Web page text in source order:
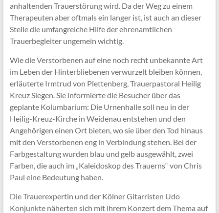
anhaltenden Trauerstörung wird. Da der Weg zu einem
Therapeuten aber oftmals ein langer ist, ist auch an dieser
Stelle die umfangreiche Hilfe der ehrenamtlichen
Trauerbegleiter ungemein wichtig.
Wie die Verstorbenen auf eine noch recht unbekannte Art
im Leben der Hinterbliebenen verwurzelt bleiben können,
erläuterte Irmtrud von Plettenberg, Trauerpastoral Heilig
Kreuz Siegen. Sie informierte die Besucher über das
geplante Kolumbarium: Die Urnenhalle soll neu in der
Heilig-Kreuz-Kirche in Weidenau entstehen und den
Angehörigen einen Ort bieten, wo sie über den Tod hinaus
mit den Verstorbenen eng in Verbindung stehen. Bei der
Farbgestaltung wurden blau und gelb ausgewählt, zwei
Farben, die auch im „Kaleidoskop des Trauerns“ von Chris
Paul eine Bedeutung haben.
Die Trauerexpertin und der Kölner Gitarristen Udo
Konjunkte näherten sich mit ihrem Konzert dem Thema auf